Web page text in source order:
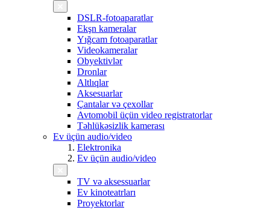
DSLR-fotoaparatlar
Ekşn kameralar
Yığcam fotoaparatlar
Videokameralar
Obyektivlər
Dronlar
Altlıqlar
Aksesuarlar
Çantalar və çexollar
Avtomobil üçün video registratorlar
Təhlükəsizlik kamerası
Ev üçün audio/video
Elektronika
Ev üçün audio/video
TV və aksessuarlar
Ev kinoteatrları
Proyektorlar